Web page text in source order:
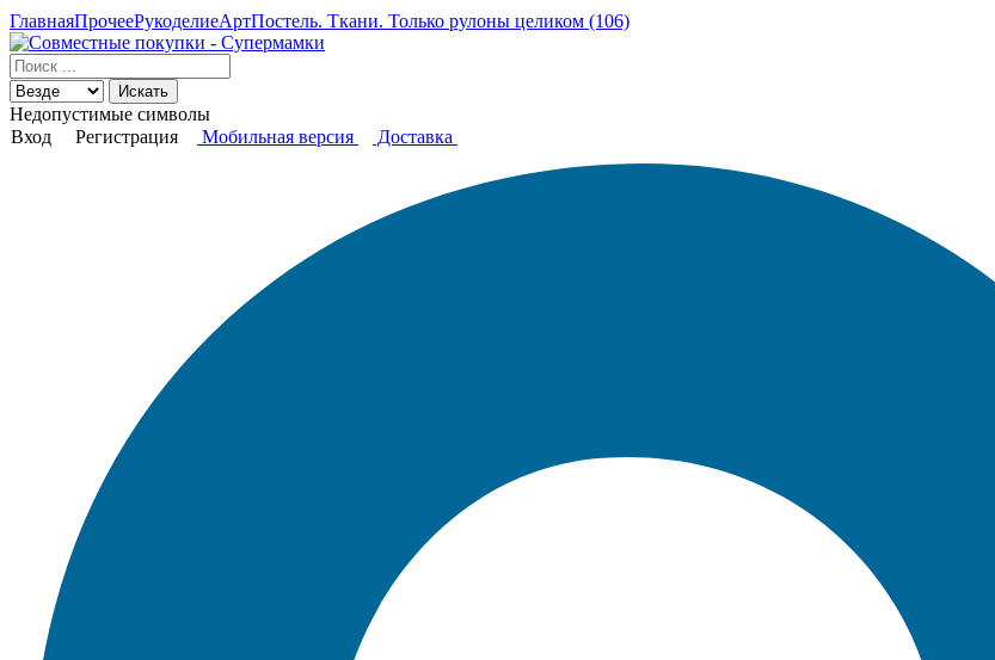
ГлавнаяПрочееРукоделиеАртПостель. Ткани. Только рулоны целиком (106)
Искать
Недопустимые символы
Вход
Регистрация Мобильная версия Доставка